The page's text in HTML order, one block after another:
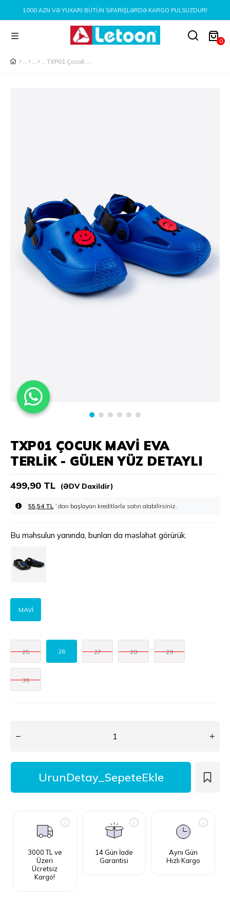
1000 AZN VƏ YUXARI BÜTÜN SIFARIŞLƏRDƏ KARGO PULSUZDUR!
0
TXP01 Çocuk Mavi EVA Terlik - Gülen Yüz Detaylı
TXP01 ÇOCUK MAVI EVA
TERLIK - GÜLEN YÜZ DETAYLI
499,90 TL (ƏDV Daxildir)
55,54 TL `dan başlayan kreditlərlə
Bu məhsulun yanında, bunları da məsləhət görürük.
MAVİ
25 26 27 28 29
30
3000 TL ve
Üzeri
Ücretsiz
Kargo!
14 Gün İade
Garantisi
Aynı Gün
Hızlı Kargo